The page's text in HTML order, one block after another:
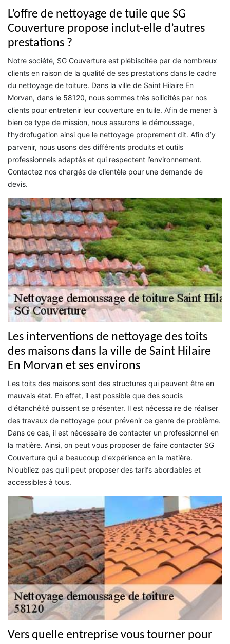
L’offre de nettoyage de tuile que SG
Couverture propose inclut-elle d’autres
prestations ?
Notre société, SG Couverture est plébiscitée par de nombreux
clients en raison de la qualité de ses prestations dans le cadre
du nettoyage de toiture. Dans la ville de Saint Hilaire En
Morvan, dans le 58120, nous sommes très sollicités par nos
clients pour entretenir leur couverture en tuile. Afin de mener à
bien ce type de mission, nous assurons le démoussage,
l’hydrofugation ainsi que le nettoyage proprement dit. Afin d’y
parvenir, nous usons des différents produits et outils
professionnels adaptés et qui respectent l’environnement.
Contactez nos chargés de clientèle pour une demande de
devis.
Les interventions de nettoyage des toits
des maisons dans la ville de Saint Hilaire
En Morvan et ses environs
Les toits des maisons sont des structures qui peuvent être en
mauvais état. En effet, il est possible que des soucis
d'étanchéité puissent se présenter. Il est nécessaire de réaliser
des travaux de nettoyage pour prévenir ce genre de problème.
Dans ce cas, il est nécessaire de contacter un professionnel en
la matière. Ainsi, on peut vous proposer de faire contacter SG
Couverture qui a beaucoup d'expérience en la matière.
N'oubliez pas qu'il peut proposer des tarifs abordables et
accessibles à tous.
Vers quelle entreprise vous tourner pour